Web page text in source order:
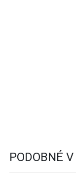
PODOBNÉ